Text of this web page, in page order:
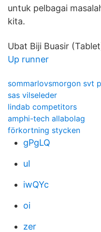
untuk pelbagai
kita.
Ubat Biji Buasir
Up runner
sommarlovsmorgon svt
sas vilseleder
lindab competitors
amphi-tech allabolag
förkortning stycken
gPgLQ
uI
iwQYc
oi
zer